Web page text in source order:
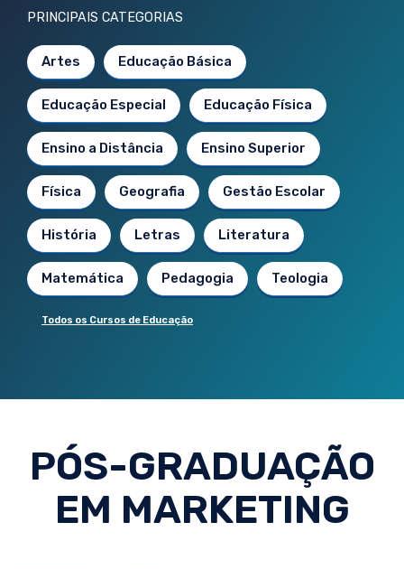
PRINCIPAIS CATEGORIAS
Artes Educação Básica
Educação Especial Educação Física
Ensino a Distância Ensino Superior
Física Geografia Gestão Escolar
História Letras Literatura
Matemática Pedagogia Teologia
Todos os Cursos de Educação
PÓS-GRADUAÇÃO
EM MARKETING